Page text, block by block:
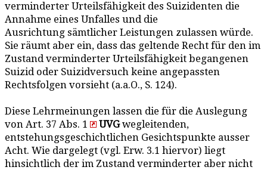
verminderter Urteilsfähigkeit des Suizidenten die
Annahme eines Unfalles und die
Ausrichtung sämtlicher Leistungen zulassen würde.
Sie räumt aber ein, dass das geltende Recht für den im
Zustand verminderter Urteilsfähigkeit begangenen
Suizid oder Suizidversuch keine angepassten
Rechtsfolgen vorsieht (a.a.O., S. 124).
Diese Lehrmeinungen lassen die für die Auslegung
von Art. 37 Abs. 1
UVGwegleitenden,
entstehungsgeschichtlichen Gesichtspunkte ausser
Acht. Wie dargelegt (vgl. Erw. 3.1 hiervor) liegt
hinsichtlich der im Zustand verminderter aber nicht